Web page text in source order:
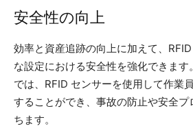
安全性の向上
効率と資産追跡の向上に加えて、
な設定における安全性を強化できま
では、RFID センサーを使用して作業
することができ、事故の防止や安全プ
ちます。